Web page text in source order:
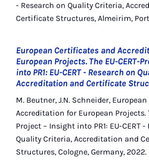
- Research on Quality Criteria,
Certificate Structures, Almeirim,
European Certificates and
European Projects. The EU-CERT-
into PR1: EU-CERT - Research on
Accreditation and Certificate
M. Beutner, J.N. Schneider,
Accreditation for European Projects.
Project – Insight into PR1: EU-CERT -
Quality Criteria, Accreditation and
Structures, Cologne, Germany, 2022.